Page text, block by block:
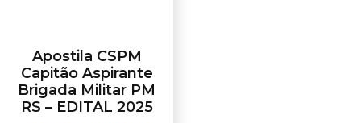
Apostila CSPM
Capitão Aspirante
Brigada Militar PM
RS – EDITAL 2025